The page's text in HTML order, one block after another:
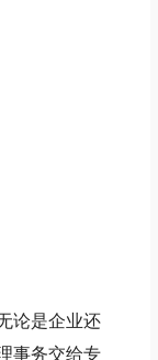
论是企业还
事务交给专